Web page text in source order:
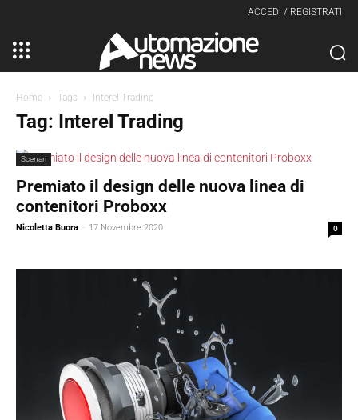
ACCEDI / REGISTRATI
Home Tags Interel Trading
Tag: Interel Trading
Scenari
Premiato il design delle nuova linea di
contenitori Proboxx
Nicoletta Buora - 17 Novembre 2020 0